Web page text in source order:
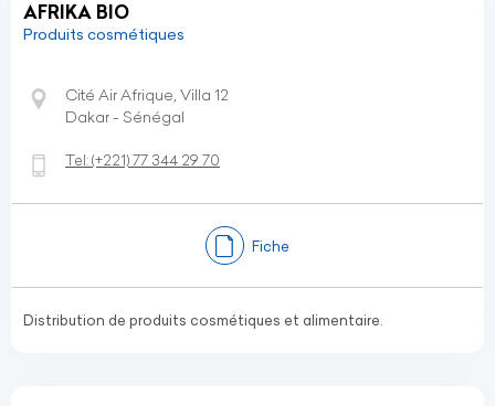
AFRIKA BIO
Produits cosmétiques
Cité Air Afrique, Villa 12
Dakar - Sénégal
Tel:(+221)77 344 29 70
Fiche
Distribution de produits cosmétiques et alimentaire.